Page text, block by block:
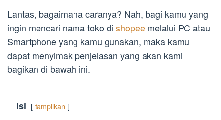
Lantas, bagaimana caranya? Nah, bagi kamu yang
ingin mencari nama toko di shopee melalui PC atau
Smartphone yang kamu gunakan, maka kamu
dapat menyimak penjelasan yang akan kami
bagikan di bawah ini.
Isi tampilkan